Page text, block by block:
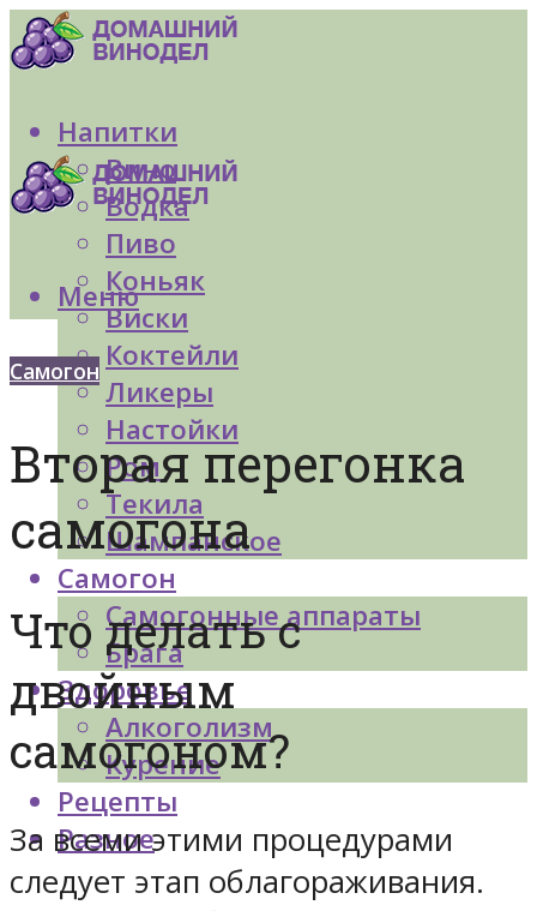
Напитки
Вино
Водка
Пиво
Коньяк
Виски
Коктейли
Ликеры
Настойки
Ром
Текила
Шампанское
Самогон
Самогонные аппараты
Брага
Здоровье
Алкоголизм
Курение
Рецепты
Разное
Меню
Самогон
Вторая перегонка
самогона
Что делать с
двойным
самогоном?
За всеми этими процедурами
следует этап облагораживания.